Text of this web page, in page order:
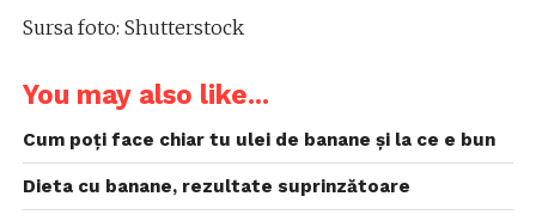
Sursa foto: Shutterstock
You may also like...
Cum poți face chiar tu ulei de banane și la ce e bun
Dieta cu banane, rezultate suprinzătoare